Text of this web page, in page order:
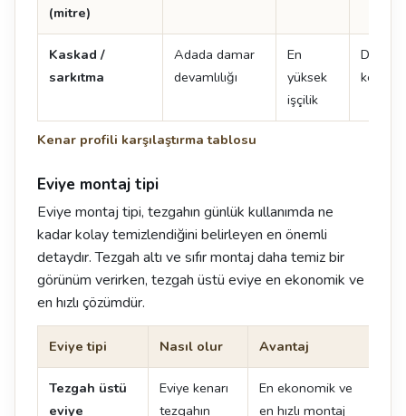
Kenar profili karşılaştırma tablosu
(mitre)
Kaskad /
sarkıtma
Adada damar
devamlılığı
En
yüksek
işçilik
Damar
Eviye montaj tipi
Eviye montaj tipi, tezgahın günlük kullanımda ne
kadar kolay temizlendiğini belirleyen en önemli
detaydır. Tezgah altı ve sıfır montaj daha temiz bir
görünüm verirken, tezgah üstü eviye en ekonomik ve
en hızlı çözümdür.
Eviye tipi Nasıl olur Avantaj
Tezgah üstü
eviye
Eviye kenarı
tezgahın
En ekonomik ve
en hızlı montaj